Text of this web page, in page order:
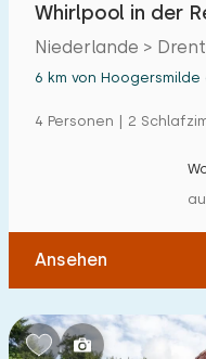
Whirlpool in der
Niederlande >
6 km von
4 Personen | 2
Ansehen